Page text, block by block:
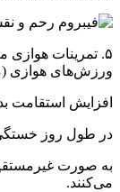
۵. تمرینات هوازی ملایم (Cardio)
ورزش‌های هوازی
افزایش استقامت
در طول روز خستگی
به صورت
می‌کنند.